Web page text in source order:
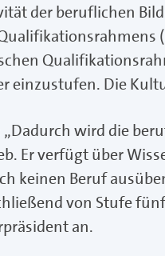
der beruflichen
einzustufen. Die
wird die
Er verfügt über
keinen Beruf
von Stufe
an.